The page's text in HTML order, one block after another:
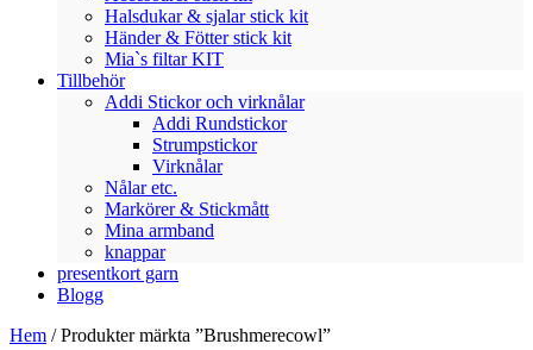
Halsdukar & sjalar stick kit
Händer & Fötter stick kit
Mia`s filtar KIT
Tillbehör
Addi Stickor och virknålar
Addi Rundstickor
Strumpstickor
Virknålar
Nålar etc.
Markörer & Stickmått
Mina armband
knappar
presentkort garn
Blogg
Hem / Produkter märkta ”Brushmerecowl”